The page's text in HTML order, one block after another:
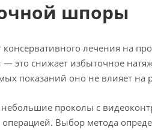
шпоры
лечения на
это снижает избыточное
показаний оно не влияет на
проколы с
Выбор метода